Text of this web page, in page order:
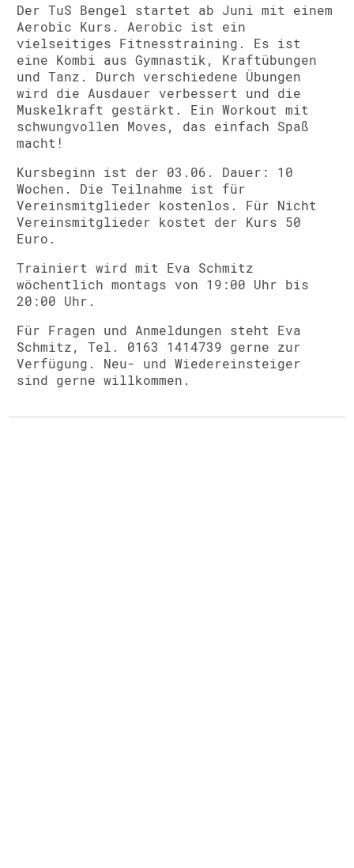
Der TuS Bengel startet ab Juni mit einem
Aerobic Kurs. Aerobic ist ein
vielseitiges Fitnesstraining. Es ist
eine Kombi aus Gymnastik, Kraftübungen
und Tanz. Durch verschiedene Übungen
wird die Ausdauer verbessert und die
Muskelkraft gestärkt. Ein Workout mit
schwungvollen Moves, das einfach Spaß
macht!
Kursbeginn ist der 03.06. Dauer: 10
Wochen. Die Teilnahme ist für
Vereinsmitglieder kostenlos. Für Nicht
Vereinsmitglieder kostet der Kurs 50
Euro.
Trainiert wird mit Eva Schmitz
wöchentlich montags von 19:00 Uhr bis
20:00 Uhr.
Für Fragen und Anmeldungen steht Eva
Schmitz, Tel. 0163 1414739 gerne zur
Verfügung. Neu- und Wiedereinsteiger
sind gerne willkommen.